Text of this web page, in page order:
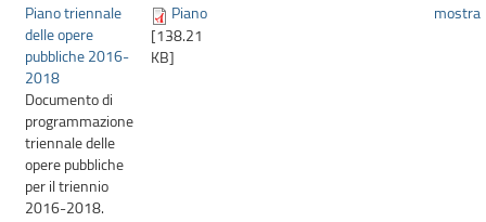
Piano triennale
delle opere
pubbliche 2016-
2018
Documento di
programmazione
triennale delle
opere pubbliche
per il triennio
2016-2018.
Piano
[138.21
KB]
mostra